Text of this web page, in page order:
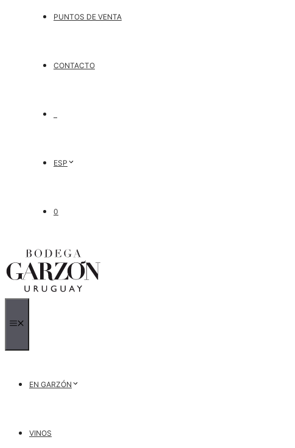
PUNTOS DE VENTA
CONTACTO
ESP
0
EN GARZÓN
VINOS